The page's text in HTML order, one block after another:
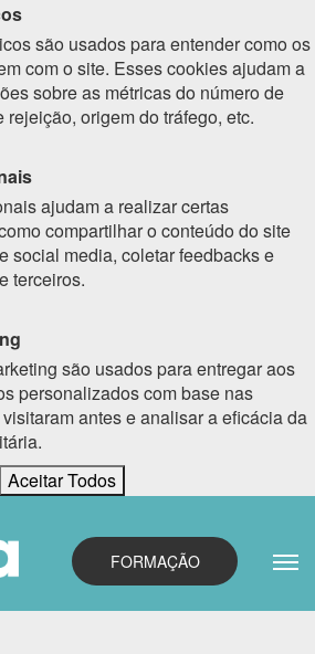
são usados para entender como os
com o site. Esses cookies ajudam a
sobre as métricas do número de
rejeição, origem do tráfego, etc.
ajudam a realizar certas
compartilhar o conteúdo do site
social media, coletar feedbacks e
terceiros.
são usados para entregar aos
personalizados com base nas
antes e analisar a eficácia da
Aceitar Todos
FORMAÇÃO